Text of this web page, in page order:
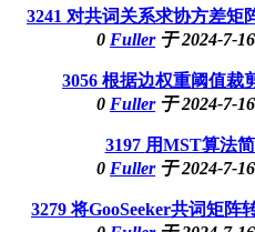
3241 对共词关系求协方差矩
0 Fuller 于2024-7-16
3056 根据边权重阈值裁
0 Fuller 于2024-7-16
3197 用MST算法
0 Fuller 于2024-7-16
3279将GooSeeker共词矩阵